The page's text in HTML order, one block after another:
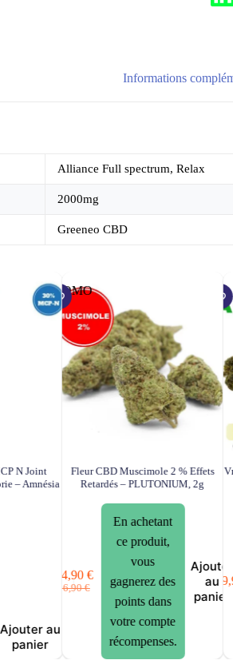
Informations
Alliance Full spectrum, Relax
2000mg
Greeneo CBD
N Joint
– Amnésia
Ajouter au
panier
PROMO
Fleur CBD Muscimole 2 % Effets
Retardés – PLUTONIUM, 2g
16,90€
Le
16,90 €.
14,90 €
Le
14,90 €.
En achetant
ce produit,
vous
gagnerez des
points dans
votre compte
récompenses.
Ajouter
au
panier